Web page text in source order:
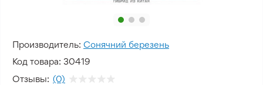
Производитель: Сонячний березень
Код товара: 30419
Отзывы: (0)